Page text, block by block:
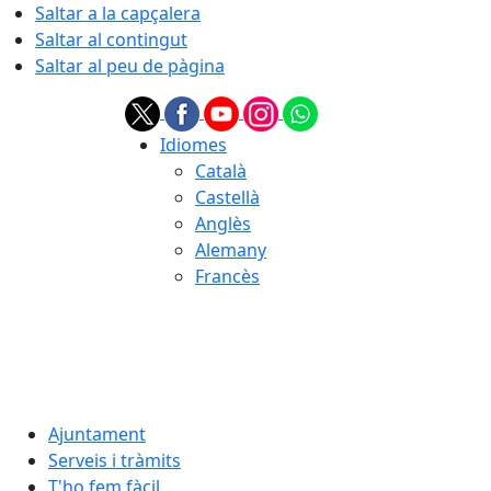
Saltar a la capçalera
Saltar al contingut
Saltar al peu de pàgina
Idiomes
Català
Castellà
Anglès
Alemany
Francès
Ajuntament
Serveis i tràmits